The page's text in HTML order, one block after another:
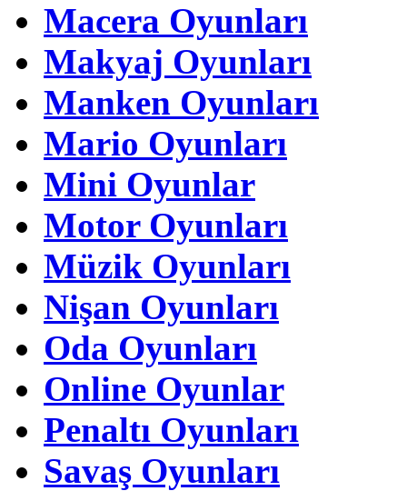
Macera Oyunları
Makyaj Oyunları
Manken Oyunları
Mario Oyunları
Mini Oyunlar
Motor Oyunları
Müzik Oyunları
Nişan Oyunları
Oda Oyunları
Online Oyunlar
Penaltı Oyunları
Savaş Oyunları